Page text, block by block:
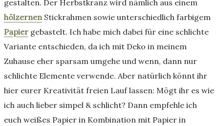
gestalten. Der Herbstkranz wird nämlich aus einem
hölzernen Stickrahmen sowie unterschiedlich farbigem
Papier gebastelt. Ich habe mich dabei für eine schlichte
Variante entschieden, da ich mit Deko in meinem
Zuhause eher sparsam umgehe und wenn, dann nur
schlichte Elemente verwende. Aber natürlich könnt ihr
hier eurer Kreativität freien Lauf lassen: Mögt ihr es wie
ich auch lieber simpel & schlicht? Dann empfehle ich
euch weißes Papier in Kombination mit Papier in